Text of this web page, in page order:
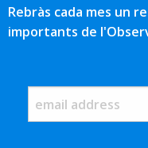
Rebràs cada mes un
importants de